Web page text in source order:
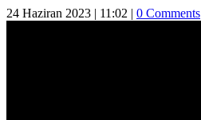
24 Haziran 2023 | 11:02 | 0 Comments